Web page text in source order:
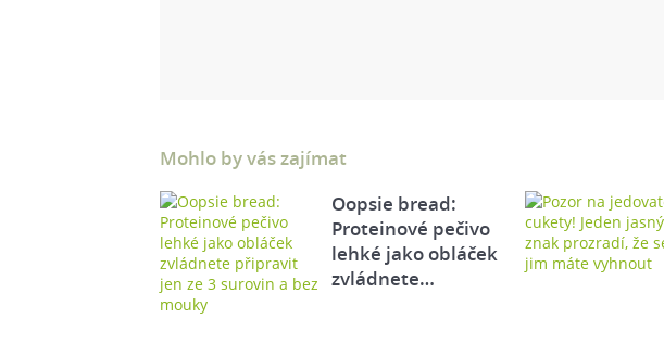
Mohlo by vás zajímat
Oopsie bread:
Proteinové pečivo
lehké jako obláček
zvládnete…